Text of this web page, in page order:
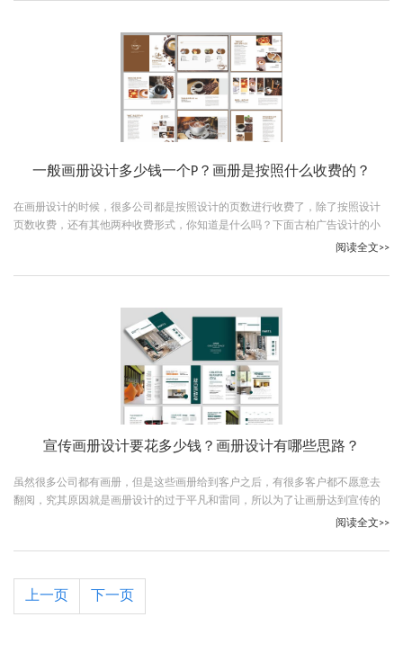
一般画册设计多少钱一个P？画册是按照什么收费的？
在画册设计的时候，很多公司都是按照设计的页数进行收费了，除了按照设计
页数收费，还有其他两种收费形式，你知道是什么吗？下面古柏广告设计的小
编就给大家说说一般画册设计多少钱一个P以及画册是按照什么收费的。阅读全文>>
宣传画册设计要花多少钱？画册设计有哪些思路？
虽然很多公司都有画册，但是这些画册给到客户之后，有很多客户都不愿意去
翻阅，究其原因就是画册设计的过于平凡和雷同，所以为了让画册达到宣传的
效果，大家一定要选择优秀的画册设计公司，下面古柏广告设计的小编给大家
阅读全文>>
上一页 下一页